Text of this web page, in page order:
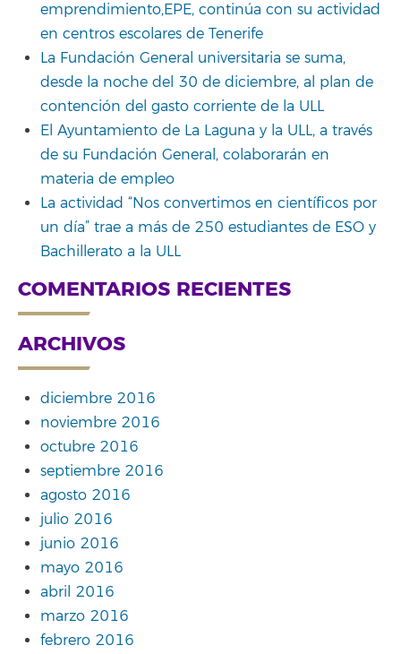
emprendimiento,EPE, continúa con su actividad
en centros escolares de Tenerife
La Fundación General universitaria se suma,
desde la noche del 30 de diciembre, al plan de
contención del gasto corriente de la ULL
El Ayuntamiento de La Laguna y la ULL, a través
de su Fundación General, colaborarán en
materia de empleo
La actividad “Nos convertimos en científicos por
un día” trae a más de 250 estudiantes de ESO y
Bachillerato a la ULL
COMENTARIOS RECIENTES
ARCHIVOS
diciembre 2016
noviembre 2016
octubre 2016
septiembre 2016
agosto 2016
julio 2016
junio 2016
mayo 2016
abril 2016
marzo 2016
febrero 2016